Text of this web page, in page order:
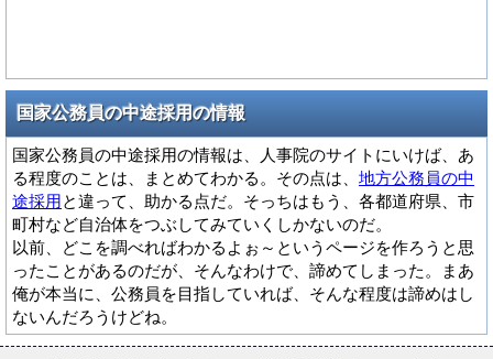
国家公務員の中途採用の情報
国家公務員の中途採用の情報は、人事院のサイトにいけば、あ
る程度のことは、まとめてわかる。その点は、 地方公務員の中
途採用と違って、助かる点だ。そっちはもう、各都道府県、市
町村など自治体をつぶしてみていくしかないのだ。
以前、どこを調べればわかるよぉ～というページを作ろうと思
ったことがあるのだが、そんなわけで、諦めてしまった。まあ
俺が本当に、公務員を目指していれば、そんな程度は諦めはし
ないんだろうけどね。